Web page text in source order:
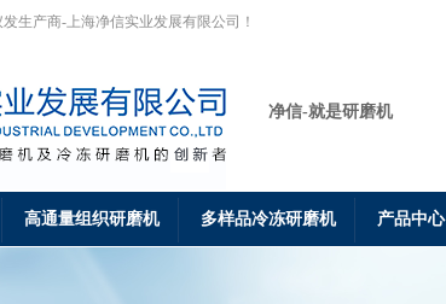
生产商-上海净信实业发展有限公司！
净信-就是研磨机
高通量组织研磨机 多样品冷冻研磨机 产品中心